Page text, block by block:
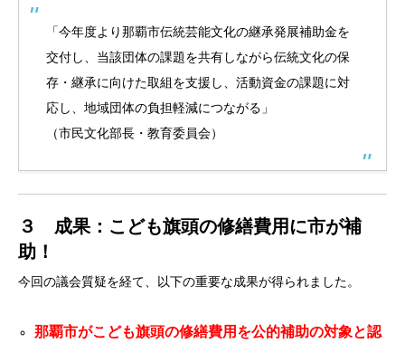
「今年度より那覇市伝統芸能文化の継承発展補助金を
交付し、当該団体の課題を共有しながら伝統文化の保
存・継承に向けた取組を支援し、活動資金の課題に対
応し、地域団体の負担軽減につながる」
（市民文化部長・教育委員会）
３ 成果：こども旗頭の修繕費用に市が補
助！
今回の議会質疑を経て、以下の重要な成果が得られました。
那覇市がこども旗頭の修繕費用を公的補助の対象と認